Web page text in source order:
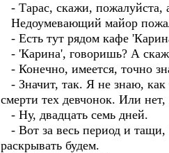
- Тарас, скажи, пожалуйста,
Недоумевающий майор
- Есть тут рядом кафе
- 'Карина', говоришь? А
- Конечно, имеется, точно
- Значит, так. Я не знаю, как
смерти тех девчонок. Или
- Ну, двадцать семь дней.
- Вот за весь период и тащи,
раскрывать будем.